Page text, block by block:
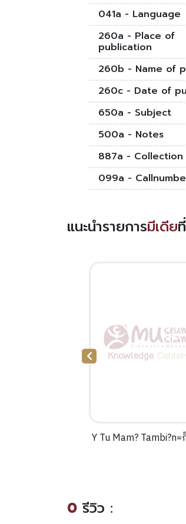
041a - Language
260a - Place of
publication
260b - Name of
260c - Date of
650a - Subject
500a - Notes
887a - Collection
099a -
แนะนำรายการมีเดีย
Y Tu Mam? Tambi?n=
0 รีวิว :